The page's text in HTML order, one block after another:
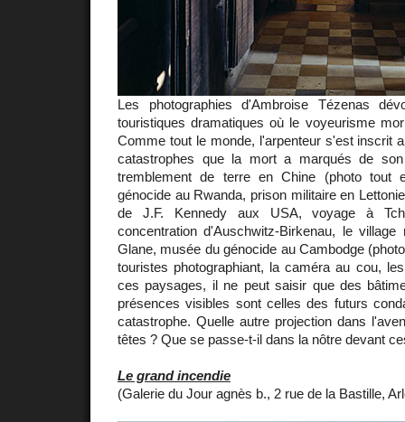
Les photographies d'Ambroise Tézenas
touristiques dramatiques où le voyeurisme
Comme tout le monde, l'arpenteur s'est inscrit
catastrophes que la mort a marqués de
tremblement de terre en Chine (photo tout
génocide au Rwanda, prison militaire en
de J.F. Kennedy aux USA, voyage à
concentration d'Auschwitz-Birkenau, le village
Glane, musée du génocide au Cambodge
touristes photographiant, la caméra au cou,
ces paysages, il ne peut saisir que des
présences visibles sont celles des futurs
catastrophe. Quelle autre projection dans
têtes ? Que se passe-t-il dans la nôtre devant
Le grand incendie
(Galerie du Jour agnès b., 2 rue de la Bastille,